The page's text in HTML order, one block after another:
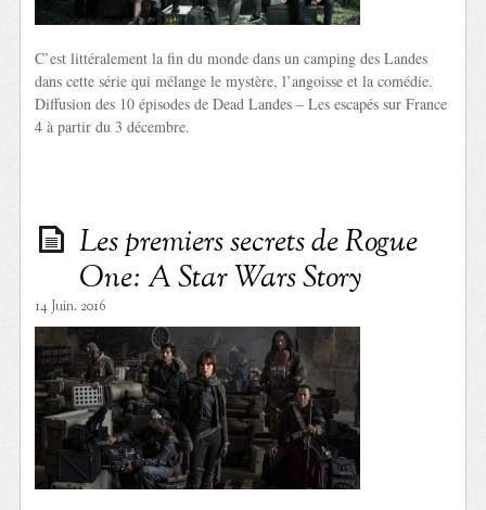
C’est littéralement la fin du monde dans un camping des Landes
dans cette série qui mélange le mystère, l’angoisse et la comédie.
Diffusion des 10 épisodes de Dead Landes – Les escapés sur France
4 à partir du 3 décembre.
Les premiers secrets de Rogue
One: A Star Wars Story
14 Juin. 2016